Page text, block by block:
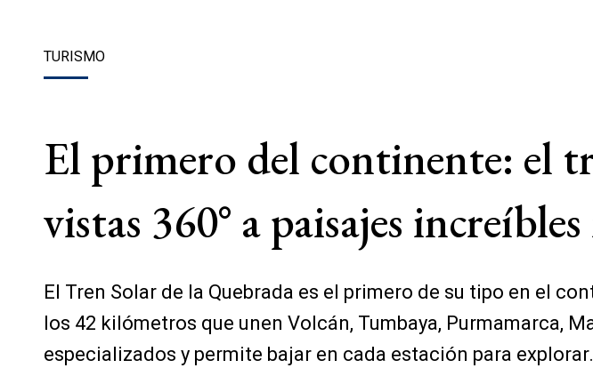
TURISMO
El primero del continente: el
vistas 360° a paisajes
El Tren Solar de la Quebrada es el primero de su tipo en el
los 42 kilómetros que unen Volcán, Tumbaya, Purmamarca,
especializados y permite bajar en cada estación para explorar.